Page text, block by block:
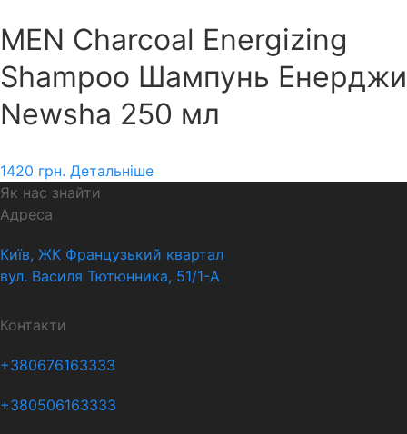
MEN Charcoal Energizing
Shampoo Шампунь Енерджи
Newsha 250 мл
1420 грн. Детальніше
Як нас знайти
Адреса
Київ, ЖК Французький квартал
вул. Василя Тютюнника, 51/1-А
Контакти
+380676163333
+380506163333